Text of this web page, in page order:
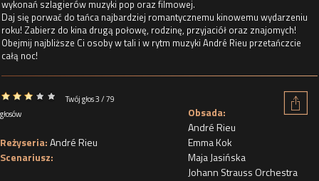
wykonań szlagierów muzyki pop oraz filmowej.
Daj się porwać do tańca najbardziej romantycznemu kinowemu wydarzeniu
roku! Zabierz do kina drugą połowę, rodzinę, przyjaciół oraz znajomych!
Obejmij najbliższe Ci osoby w tali i w rytm muzyki André Rieu przetańczcie
całą noc!
Twój głos 3 / 79
głosów
Reżyseria:André Rieu
Scenariusz:
Obsada:
André Rieu
Emma Kok
Maja Jasińska
Johann Strauss Orchestra